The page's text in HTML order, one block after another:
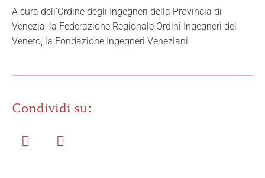
A cura dell’Ordine degli Ingegneri della Provincia di
Venezia, la Federazione Regionale Ordini Ingegneri del
Veneto, la Fondazione Ingegneri Veneziani
Condividi su: